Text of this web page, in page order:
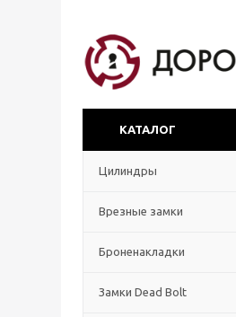
КАТАЛОГ
Цилиндры
Врезные замки
Броненакладки
Замки Dead Bolt